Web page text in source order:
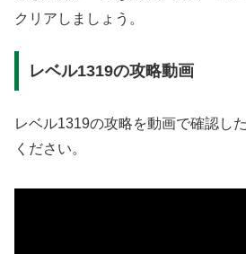
クリアしましょう。
レベル1319の攻略動画
レベル1319の攻略を動画で確認し
ください。